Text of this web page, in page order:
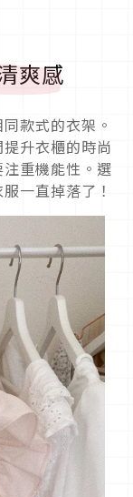
爽感
款式的衣架。
升衣櫃的時尚
重機能性。選
一直掉落了！